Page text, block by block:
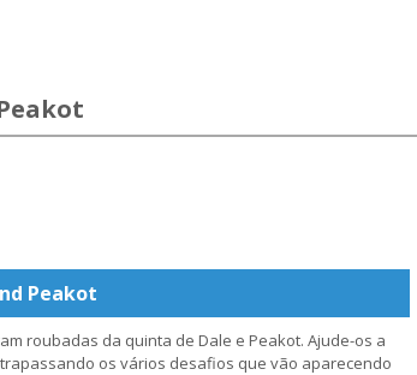
Peakot
roubadas da quinta de Dale e Peakot. Ajude-os a
os vários desafios que vão aparecendo